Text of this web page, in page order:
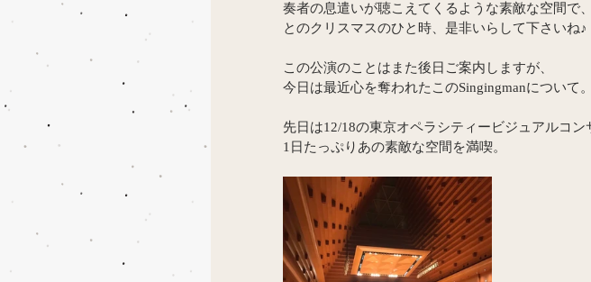
奏者の息遣いが聴こえてくるような素敵な空間で
とのクリスマスのひと時、是非いらして下さいね♪
この公演のことはまた後日ご案内しますが、
今日は最近心を奪われたこのSingingmanについて。
先日は12/18の東京オペラシティービジュアルコ
1日たっぷりあの素敵な空間を満喫。